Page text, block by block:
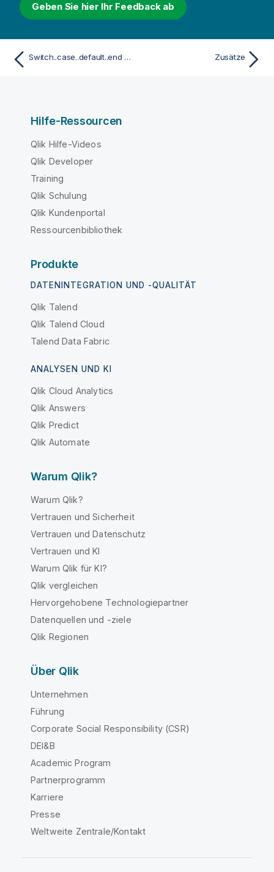
Geben Sie hier Ihr Feedback ab
Switch..case..default..end switch Zusätze
Hilfe-Ressourcen
Qlik Hilfe-Videos
Qlik Developer
Training
Qlik Schulung
Qlik Kundenportal
Ressourcenbibliothek
Produkte
DATENINTEGRATION UND -QUALITÄT
Qlik Talend
Qlik Talend Cloud
Talend Data Fabric
ANALYSEN UND KI
Qlik Cloud Analytics
Qlik Answers
Qlik Predict
Qlik Automate
Warum Qlik?
Warum Qlik?
Vertrauen und Sicherheit
Vertrauen und Datenschutz
Vertrauen und KI
Warum Qlik für KI?
Qlik vergleichen
Hervorgehobene Technologiepartner
Datenquellen und -ziele
Qlik Regionen
Über Qlik
Unternehmen
Führung
Corporate Social Responsibility (CSR)
DEI&B
Academic Program
Partnerprogramm
Karriere
Presse
Weltweite Zentrale/Kontakt